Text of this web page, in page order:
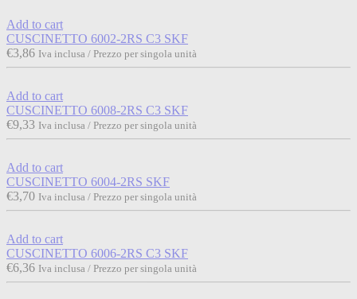
Add to cart
CUSCINETTO 6002-2RS C3 SKF
€3,86 Iva inclusa / Prezzo per singola unità
Add to cart
CUSCINETTO 6008-2RS C3 SKF
€9,33 Iva inclusa / Prezzo per singola unità
Add to cart
CUSCINETTO 6004-2RS SKF
€3,70 Iva inclusa / Prezzo per singola unità
Add to cart
CUSCINETTO 6006-2RS C3 SKF
€6,36 Iva inclusa / Prezzo per singola unità